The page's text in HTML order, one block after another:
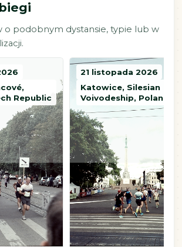
o podobnym dystansie, typie lub w
Republic
zdraví
meter
21 listopada 2026
Katowice, Silesian
Voivodeship, Poland
XLVII MnO
Śnieg
Inne
Mieszana odległość
Do strony biegu